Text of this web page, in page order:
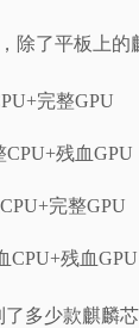
除了平板上的
完整GPU
CPU+残血GPU
完整GPU
CPU+残血
多少款麒麟芯